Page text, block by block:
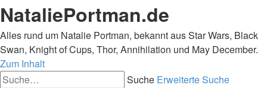
NataliePortman.de
Alles rund um Natalie Portman, bekannt aus Star Wars, Black
Swan, Knight of Cups, Thor, Annihilation und May December.
Zum Inhalt
Suche Erweiterte Suche